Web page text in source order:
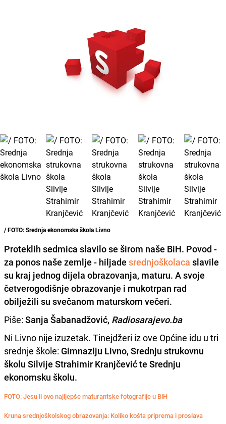
/ FOTO: Srednja ekonomska škola Livno
Proteklih sedmica slavilo se širom naše BiH. Povod -
za ponos naše zemlje - hiljade srednjoškolaca slavile
su kraj jednog dijela obrazovanja, maturu. A svoje
četverogodišnje obrazovanje i mukotrpan rad
obilježili su svečanom maturskom večeri.
Piše: Sanja Šabanadžović, Radiosarajevo.ba
Ni Livno nije izuzetak. Tinejdžeri iz ove Općine idu u tri
srednje škole: Gimnaziju Livno, Srednju strukovnu
školu Silvije Strahimir Kranjčević te Srednju
ekonomsku školu.
FOTO: Jesu li ovo najljepše maturantske fotografije u BiH
Kruna srednjoškolskog obrazovanja: Koliko košta priprema i proslava